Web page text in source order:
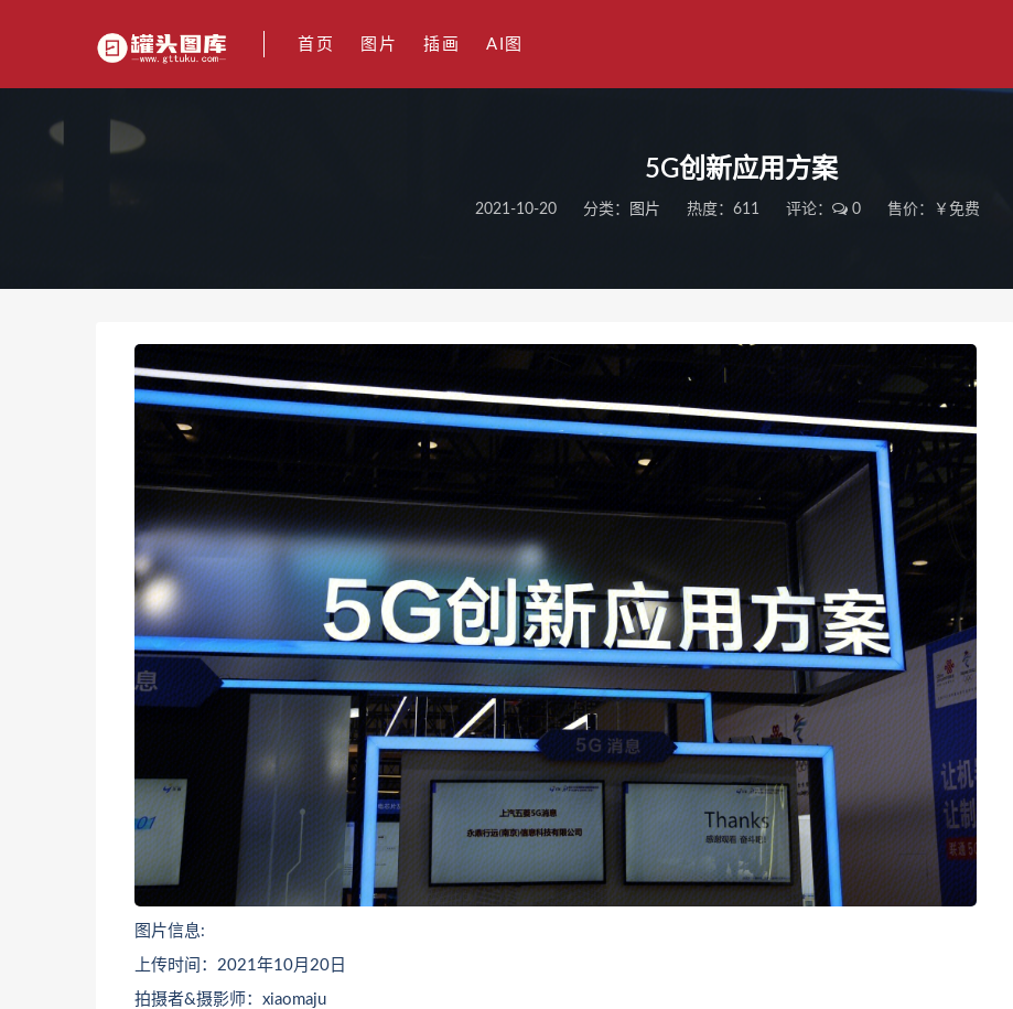
首页 图片 插画 AI图
5G创新应用方案
2021-10-20 分类： 图片 热度：611 评论： 0 售价：￥免费
图片信息:
上传时间：2021年10月20日
拍摄者&摄影师：xiaomaju